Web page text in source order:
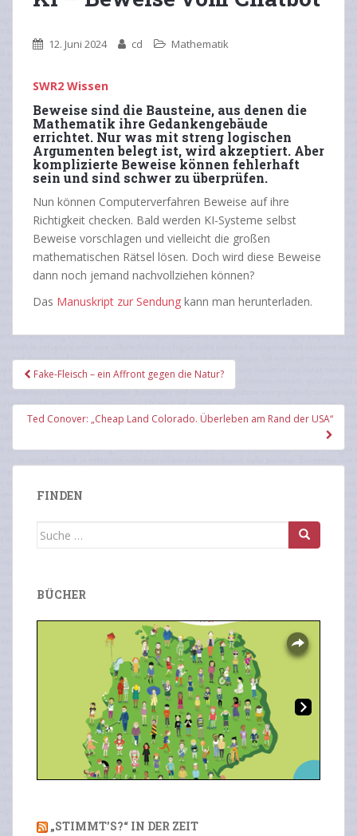
12. Juni 2024 cd Mathematik
SWR2 Wissen
Beweise sind die Bausteine, aus denen die
Mathematik ihre Gedankengebäude
errichtet. Nur was mit streng logischen
Argumenten belegt ist, wird akzeptiert. Aber
komplizierte Beweise können fehlerhaft
sein und sind schwer zu überprüfen.
Nun können Computerverfahren Beweise auf ihre
Richtigkeit checken. Bald werden KI-Systeme selbst
Beweise vorschlagen und vielleicht die großen
mathematischen Rätsel lösen. Doch wird diese Beweise
dann noch jemand nachvollziehen können?
Das Manuskript zur Sendung kann man herunterladen.
Beitragsnavigation
Fake-Fleisch – ein Affront gegen die Natur?
Ted Conover: „Cheap Land Colorado. Überleben am Rand der USA“
FINDEN
Suche
BÜCHER
Overlays
„STIMMT’S?“ IN DER ZEIT